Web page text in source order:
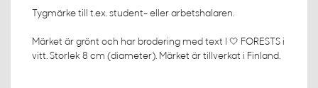
Tygmärke till t.ex. student- eller arbetshalaren.
Märket är grönt och har brodering med text I 🤍 FORESTS i
vitt. Storlek 8 cm (diameter). Märket är tillverkat i Finland.